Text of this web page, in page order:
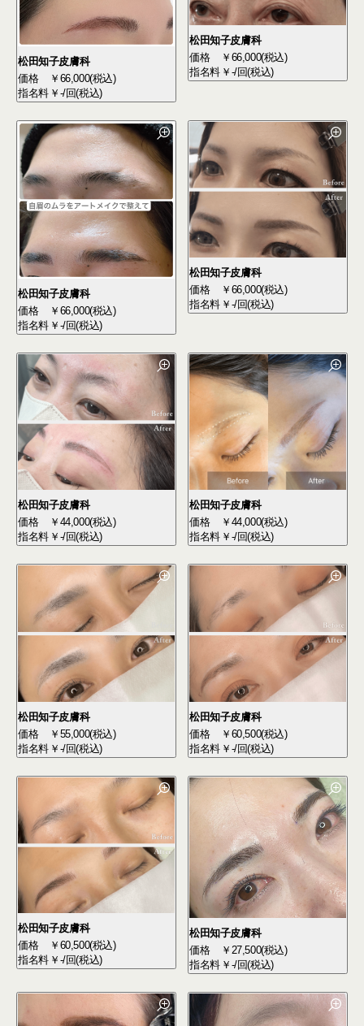
松田知子皮膚科
価格
￥66,000(税込)
指名料 ￥-/回(税込)
松田知子皮膚科
価格
￥66,000(税込)
指名料 ￥-/回(税込)
松田知子皮膚科
価格
￥66,000(税込)
指名料 ￥-/回(税込)
松田知子皮膚科
価格
￥66,000(税込)
指名料 ￥-/回(税込)
松田知子皮膚科
価格
￥44,000(税込)
指名料 ￥-/回(税込)
松田知子皮膚科
価格
￥44,000(税込)
指名料 ￥-/回(税込)
松田知子皮膚科
価格
￥55,000(税込)
指名料 ￥-/回(税込)
松田知子皮膚科
価格
￥60,500(税込)
指名料 ￥-/回(税込)
松田知子皮膚科
価格
￥60,500(税込)
指名料 ￥-/回(税込)
松田知子皮膚科
価格
￥27,500(税込)
指名料 ￥-/回(税込)